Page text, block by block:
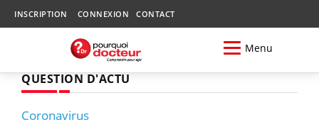
INSCRIPTION CONNEXION CONTACT
Menu
QUESTION D'ACTU
Coronavirus